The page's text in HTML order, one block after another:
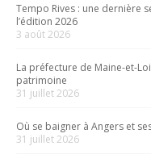
Tempo Rives : une dernière
l’édition 2026
3 août 2026
La préfecture de Maine-et-
patrimoine
31 juillet 2026
Où se baigner à Angers et
31 juillet 2026